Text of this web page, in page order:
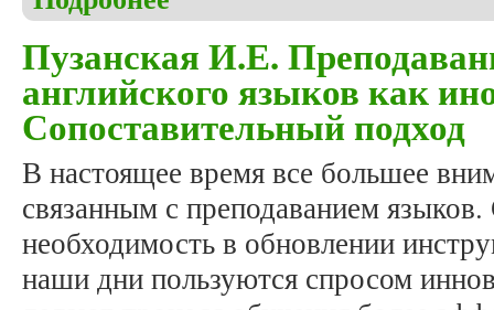
Пузанская И.Е.
английского языков как
Сопоставительный подход
В настоящее время все большее
связанным с преподаванием языков.
необходимость в обновлении
наши дни пользуются спросом